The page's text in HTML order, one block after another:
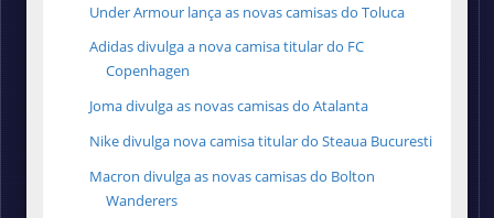
Under Armour lança as novas camisas do Toluca
Adidas divulga a nova camisa titular do FC
Copenhagen
Joma divulga as novas camisas do Atalanta
Nike divulga nova camisa titular do Steaua Bucuresti
Macron divulga as novas camisas do Bolton
Wanderers